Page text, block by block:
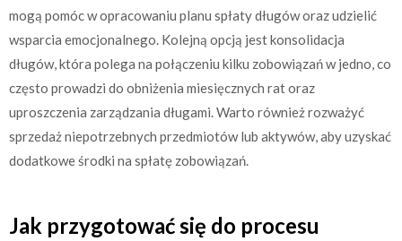
mogą pomóc w opracowaniu planu spłaty długów oraz udzielić
wsparcia emocjonalnego. Kolejną opcją jest konsolidacja
długów, która polega na połączeniu kilku zobowiązań w jedno, co
często prowadzi do obniżenia miesięcznych rat oraz
uproszczenia zarządzania długami. Warto również rozważyć
sprzedaż niepotrzebnych przedmiotów lub aktywów, aby uzyskać
dodatkowe środki na spłatę zobowiązań.
Jak przygotować się do procesu